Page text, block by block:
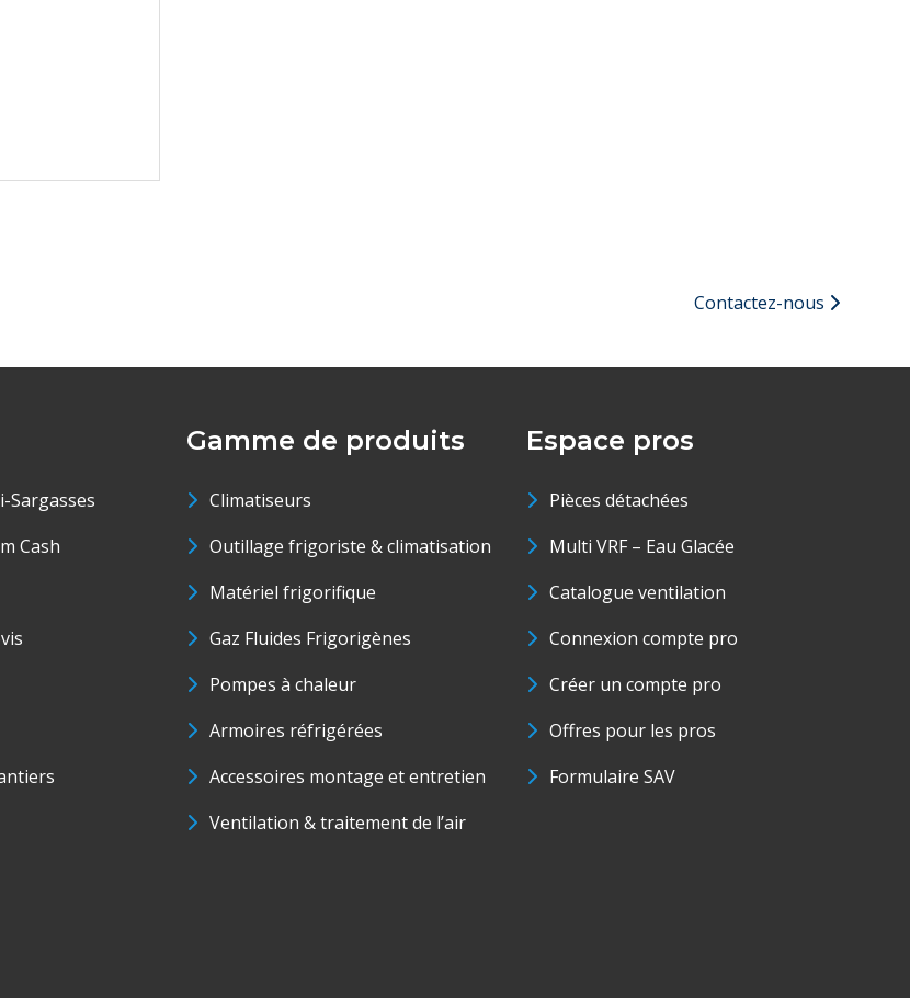
Contactez-nous
Sargasses
Cash
Gamme de produits
Climatiseurs
Outillage frigoriste & climatisation
Matériel frigorifique
Gaz Fluides Frigorigènes
Pompes à chaleur
Armoires réfrigérées
Accessoires montage et entretien
Ventilation & traitement de l’air
Espace pros
Pièces détachées
Multi VRF – Eau Glacée
Catalogue ventilation
Connexion compte pro
Créer un compte pro
Offres pour les pros
Formulaire SAV